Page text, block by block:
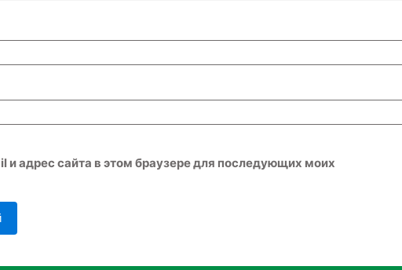
и адрес сайта в этом браузере для последующих моих